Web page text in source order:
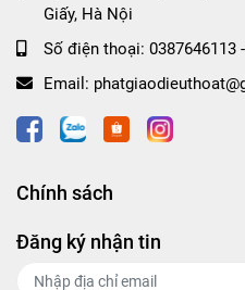
Giấy, Hà Nội
Số điện thoại: 0387646113
Email:
Chính sách
Đăng ký nhận tin